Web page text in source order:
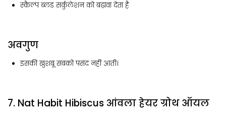
स्कैल्प ब्लड सर्कुलेशन को बढ़ावा देता है
अवगुण
इसकी खुशबू सबको पसंद नहीं आती।
7. Nat Habit Hibiscus आंवला हेयर ग्रोथ ऑयल